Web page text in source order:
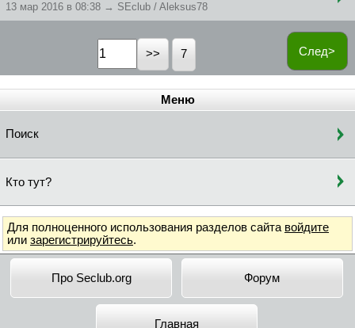
13 мар 2016 в 08:38 → SEclub / Aleksus78
След>
7
Меню
Поиск
Кто тут?
Для полноценного использования разделов сайта войдите
или зарегистрируйтесь.
Про Seclub.org Форум
Главная